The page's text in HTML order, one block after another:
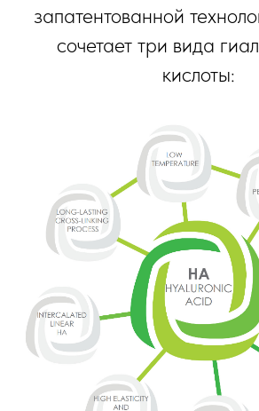
запатентованной
сочетает три вида
кислоты: